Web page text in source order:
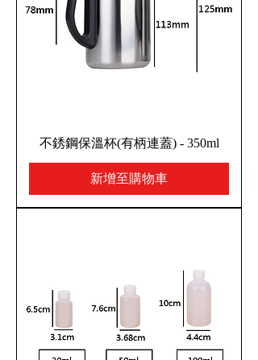
不銹鋼保溫杯(有柄連蓋) - 350ml
新增至購物車